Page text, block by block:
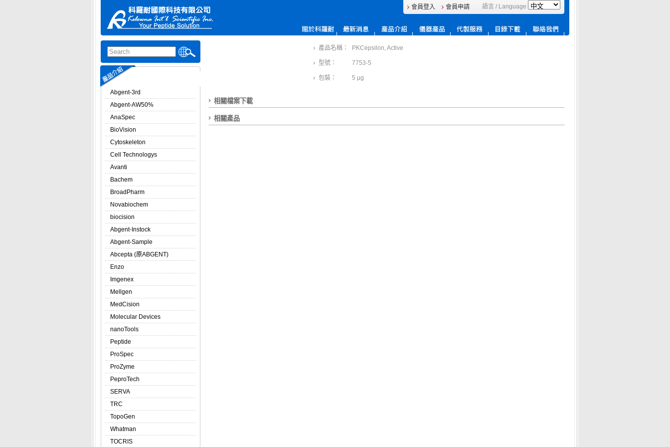
會員登入 會員申請 語言 / Language
Abgent-3rd
Abgent-AW50%
AnaSpec
BioVision
Cytoskeleton
Cell Technologys
Avanti
Bachem
BroadPharm
Novabiochem
biocision
Abgent-Instock
Abgent-Sample
Abcepta (原ABGENT)
Enzo
Imgenex
Mellgen
MedCision
Molecular Devices
nanoTools
Peptide
ProSpec
ProZyme
PeproTech
SERVA
TRC
TopoGen
Whatman
TOCRIS
產品名稱： PKCepsilon, Active
型號： 7753-5
包裝： 5 μg
相關檔案下載
相關產品